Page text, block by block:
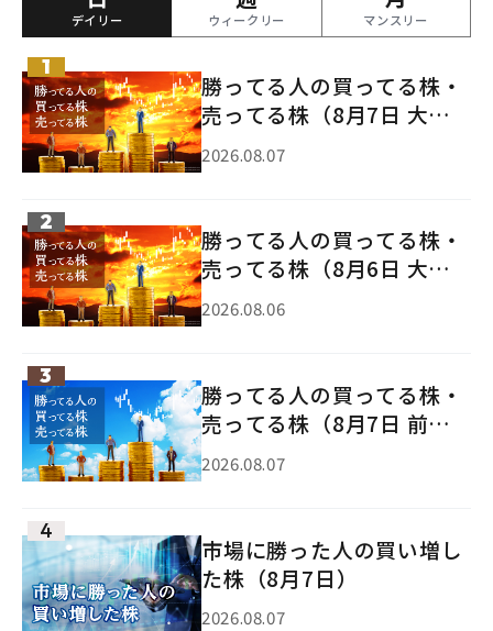
デイリー ウィークリー マンスリー
勝ってる人の買ってる株・
売ってる株（8月7日 大引
け）
2026.08.07
勝ってる人の買ってる株・
売ってる株（8月6日 大引
け）
2026.08.06
勝ってる人の買ってる株・
売ってる株（8月7日 前引
け）
2026.08.07
市場に勝った人の買い増し
た株（8月7日）
2026.08.07